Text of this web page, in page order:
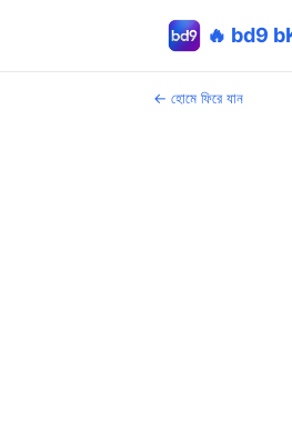
🔥 bd9
← হোমে ফিরে যান